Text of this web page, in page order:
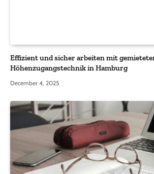
Effizient und sicher arbeiten mit
Höhenzugangstechnik in Hamburg
December 4, 2025